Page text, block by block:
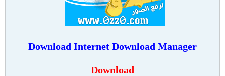
Download Internet Download Manager
Download